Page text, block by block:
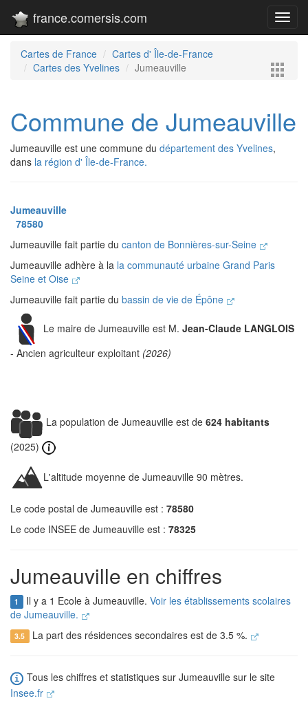
france.comersis.com
Cartes de France
Cartes d' Île-de-France
Cartes des Yvelines
Jumeauville
Commune de Jumeauville
Jumeauville est une commune du département des Yvelines,
dans la région d' Île-de-France.
Jumeauville
78580
Jumeauville fait partie du canton de Bonnières-sur-Seine
Jumeauville adhère à la la communauté urbaine Grand Paris
Seine et Oise
Jumeauville fait partie du bassin de vie de Épône
Le maire de Jumeauville est M. Jean-Claude LANGLOIS
- Ancien agriculteur exploitant (2026)
La population de Jumeauville est de 624 habitants
(2025)
L'altitude moyenne de Jumeauville 90 mètres.
Le code postal de Jumeauville est : 78580
Le code INSEE de Jumeauville est : 78325
Jumeauville en chiffres
1 Il y a 1 Ecole à Jumeauville. Voir les établissements scolaires
de Jumeauville.
3.5 La part des résidences secondaires est de 3.5 %.
Tous les chiffres et statistiques sur Jumeauville sur le site
Insee.fr